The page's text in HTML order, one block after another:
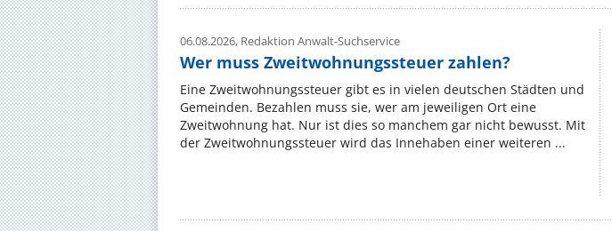
06.08.2026, Redaktion Anwalt-Suchservice
Wer muss Zweitwohnungssteuer zahlen?
Eine Zweitwohnungssteuer gibt es in vielen deutschen Städten und
Gemeinden. Bezahlen muss sie, wer am jeweiligen Ort eine
Zweitwohnung hat. Nur ist dies so manchem gar nicht bewusst. Mit
der Zweitwohnungssteuer wird das Innehaben einer weiteren ...